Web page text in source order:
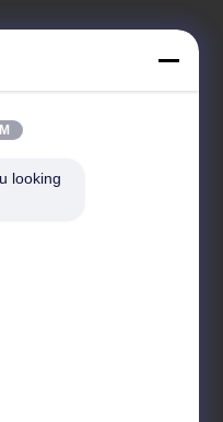
looking